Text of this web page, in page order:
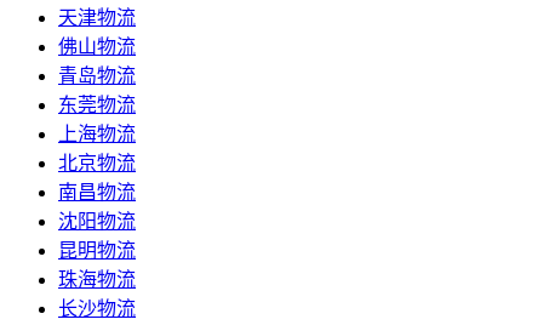
天津物流
佛山物流
青岛物流
东莞物流
上海物流
北京物流
南昌物流
沈阳物流
昆明物流
珠海物流
长沙物流